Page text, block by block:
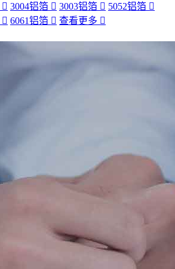
3004铝箔 3003铝箔
5052铝箔
6061铝箔 查看更多